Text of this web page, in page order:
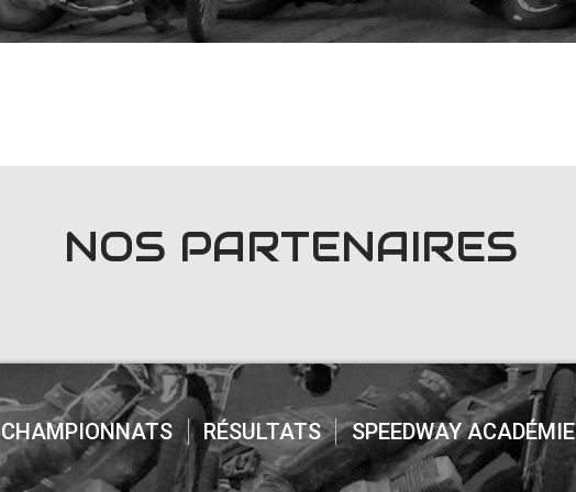
NOS PARTENAIRES
CHAMPIONNATS RÉSULTATS SPEEDWAY ACADÉMIE